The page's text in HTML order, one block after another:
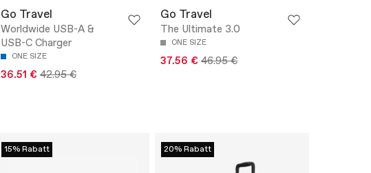
Go Travel
Worldwide USB-A &
USB-C Charger
ONE SIZE
36.51 € 42.95 €
Go Travel
The Ultimate 3.0
ONE SIZE
37.56 € 46.95 €
15% Rabatt 20% Rabatt